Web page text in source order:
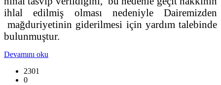
ihlal edilmiş olması nedeniyle Dairemizden
mağduriyetinin giderilmesi için yardım talebinde
bulunmuştur.
Devamını oku
2301
0